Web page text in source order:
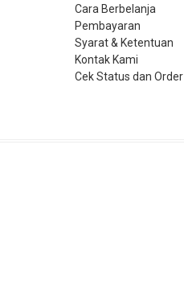
Cara Berbelanja
Pembayaran
Syarat & Ketentuan
Kontak Kami
Cek Status dan Order